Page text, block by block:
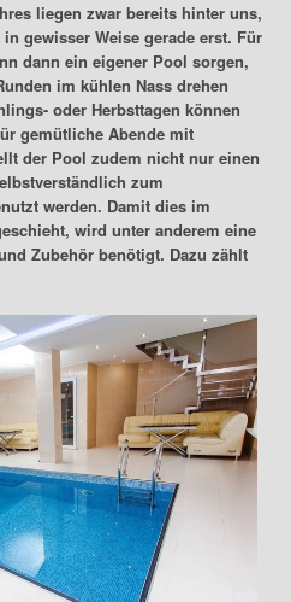
liegen zwar bereits hinter uns,
gewisser Weise gerade erst. Für
dann ein eigener Pool sorgen,
im kühlen Nass drehen
oder Herbsttagen können
gemütliche Abende mit
der Pool zudem nicht nur einen
zum
werden. Damit dies im
wird unter anderem eine
Zubehör benötigt. Dazu zählt